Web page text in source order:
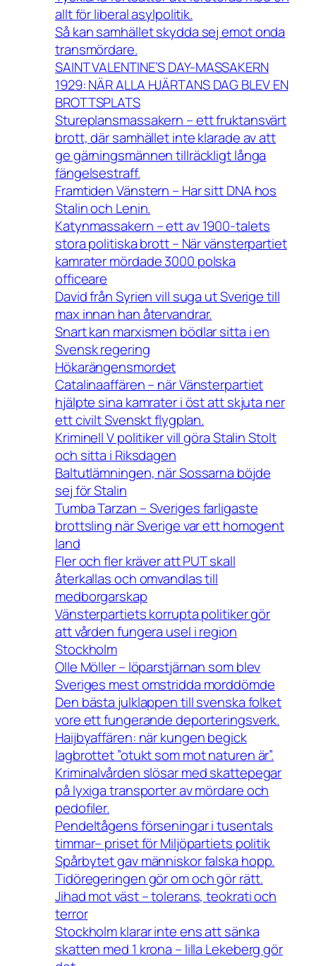
allt för liberal asylpolitik.
Så kan samhället skydda sej emot onda
transmördare.
SAINT VALENTINE’S DAY-MASSAKERN
1929: NÄR ALLA HJÄRTANS DAG BLEV EN
BROTTSPLATS
Stureplansmassakern – ett fruktansvärt
brott, där samhället inte klarade av att
ge gärningsmännen tillräckligt långa
fängelsestraff.
Framtiden Vänstern – Har sitt DNA hos
Stalin och Lenin.
Katynmassakern – ett av 1900-talets
stora politiska brott – När vänsterpartiet
kamrater mördade 3000 polska
officeare
David från Syrien vill suga ut Sverige till
max innan han återvandrar.
Snart kan marxismen bödlar sitta i en
Svensk regering
Hökarängensmordet
Catalinaaffären – när Vänsterpartiet
hjälpte sina kamrater i öst att skjuta ner
ett civilt Svenskt flygplan.
Kriminell V politiker vill göra Stalin Stolt
och sitta i Riksdagen
Baltutlämningen, när Sossarna böjde
sej för Stalin
Tumba Tarzan – Sveriges farligaste
brottsling när Sverige var ett homogent
land
Fler och fler kräver att PUT skall
återkallas och omvandlas till
medborgarskap
Vänsterpartiets korrupta politiker gör
att vården fungera usel i region
Stockholm
Olle Möller – löparstjärnan som blev
Sveriges mest omstridda morddömde
Den bästa julklappen till svenska folket
vore ett fungerande deporteringsverk.
Haijbyaffären: när kungen begick
lagbrottet ”otukt som mot naturen är”.
Kriminalvården slösar med skattepegar
på lyxiga transporter av mördare och
pedofiler.
Pendeltågens förseningar i tusentals
timmar– priset för Miljöpartiets politik
Spårbytet gav människor falska hopp.
Tidöregeringen gör om och gör rätt.
Jihad mot väst – tolerans, teokrati och
terror
Stockholm klarar inte ens att sänka
skatten med 1 krona – lilla Lekeberg gör